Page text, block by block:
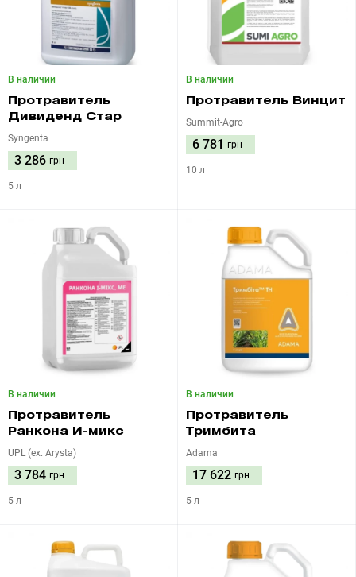
В наличии
Протравитель
Дивиденд Стар
Syngenta
3 286 грн
5 л
В наличии
Протравитель Винцит
Summit-Agro
6 781 грн
10 л
В наличии
Протравитель
Ранкона И-микс
UPL (ex. Arysta)
3 784 грн
5 л
В наличии
Протравитель
Тримбита
Adama
17 622 грн
5 л